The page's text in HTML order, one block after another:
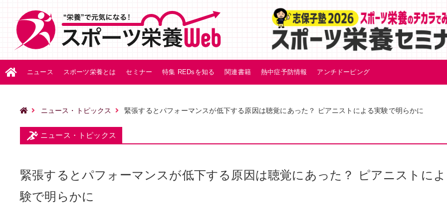
ニュース スポーツ栄養とは セミナー 特集 REDsを知る 関連書籍 熱中症予防情報 アンチドーピング
ニュース・トピックス 緊張するとパフォーマンスが低下する原因は聴覚にあった？ ピアニストによる実験で明らかに
ニュース・トピックス
緊張するとパフォーマンスが低下する原因は聴覚にあった？ ピアニストに
験で明らかに